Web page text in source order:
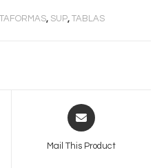
, SUP,TABLAS
Opens
in
Mail This Product